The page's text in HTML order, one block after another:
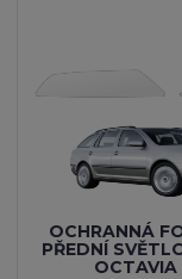
OCHRANNÁ
PŘEDNÍ
OCTAVIA